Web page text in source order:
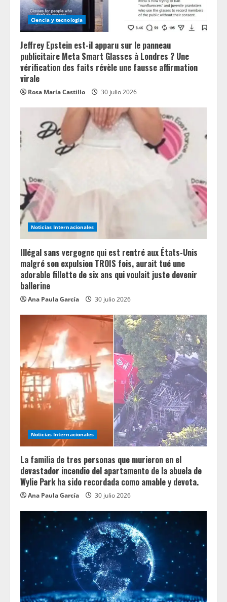
Ciencia y tecnologia
Jeffrey Epstein est-il apparu sur le panneau
publicitaire Meta Smart Glasses à Londres ? Une
vérification des faits révèle une fausse affirmation
virale
Rosa María Castillo 30 julio 2026
Noticias Internacionales
Illégal sans vergogne qui est rentré aux États-Unis
malgré son expulsion TROIS fois, aurait tué une
adorable fillette de six ans qui voulait juste devenir
ballerine
Ana Paula García 30 julio 2026
Noticias Internacionales
La familia de tres personas que murieron en el
devastador incendio del apartamento de la abuela de
Wylie Park ha sido recordada como amable y devota.
Ana Paula García 30 julio 2026